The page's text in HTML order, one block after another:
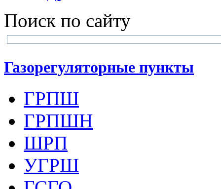
Поиск по сайту
Газорегуляторные пункты
ГРПШ
ГРПШН
ШРП
УГРШ